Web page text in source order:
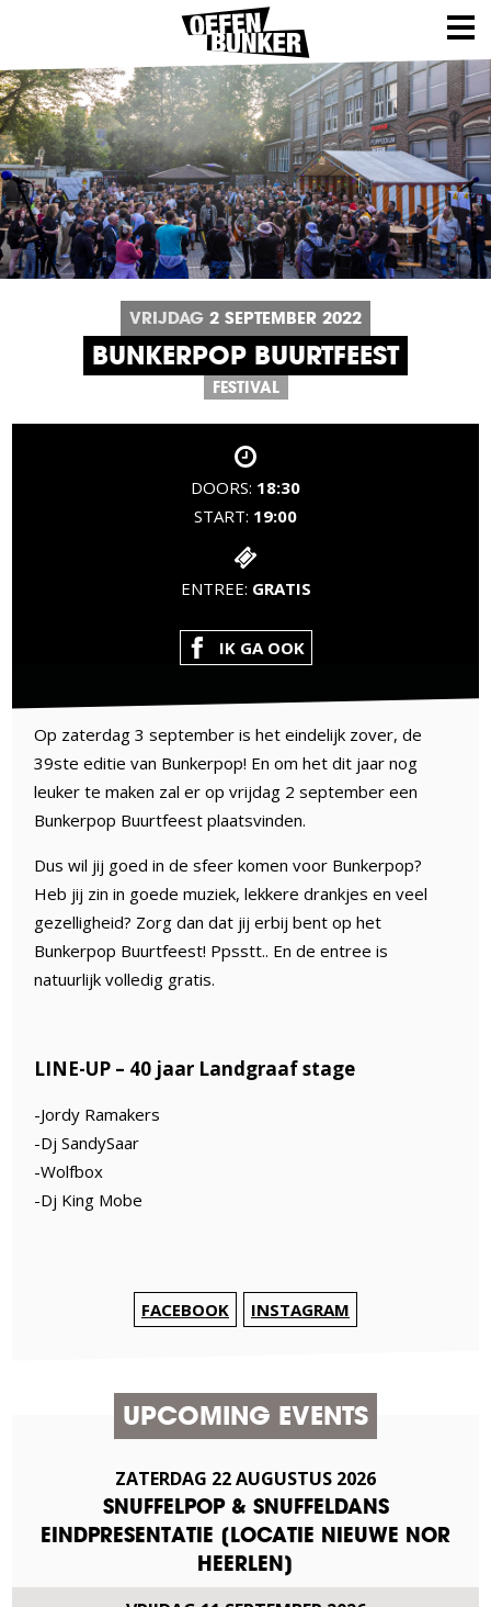
VRIJDAG 2 SEPTEMBER 2022
BUNKERPOP BUURTFEEST
FESTIVAL
DOORS: 18:30
START: 19:00
ENTREE: GRATIS
IK GA OOK
Op zaterdag 3 september is het eindelijk zover, de
39ste editie van Bunkerpop! En om het dit jaar nog
leuker te maken zal er op vrijdag 2 september een
Bunkerpop Buurtfeest plaatsvinden.
Dus wil jij goed in de sfeer komen voor Bunkerpop?
Heb jij zin in goede muziek, lekkere drankjes en veel
gezelligheid? Zorg dan dat jij erbij bent op het
Bunkerpop Buurtfeest! Ppsstt.. En de entree is
natuurlijk volledig gratis.
LINE-UP – 40 jaar Landgraaf stage
-Jordy Ramakers
-Dj SandySaar
-Wolfbox
-Dj King Mobe
FACEBOOK INSTAGRAM
UPCOMING EVENTS
ZATERDAG 22AUGUSTUS 2026
SNUFFELPOP & SNUFFELDANS
EINDPRESENTATIE [LOCATIE NIEUWE NOR
HEERLEN]